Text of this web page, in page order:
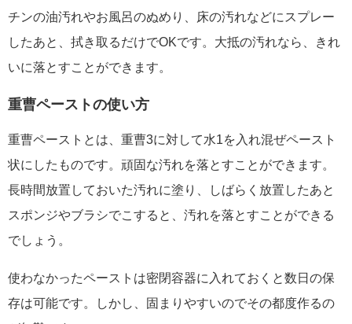
チンの油汚れやお風呂のぬめり、床の汚れなどにスプレー
したあと、拭き取るだけでOKです。大抵の汚れなら、きれ
いに落とすことができます。
重曹ペーストの使い方
重曹ペーストとは、重曹3に対して水1を入れ混ぜペースト
状にしたものです。頑固な汚れを落とすことができます。
長時間放置しておいた汚れに塗り、しばらく放置したあと
スポンジやブラシでこすると、汚れを落とすことができる
でしょう。
使わなかったペーストは密閉容器に入れておくと数日の保
存は可能です。しかし、固まりやすいのでその都度作るの